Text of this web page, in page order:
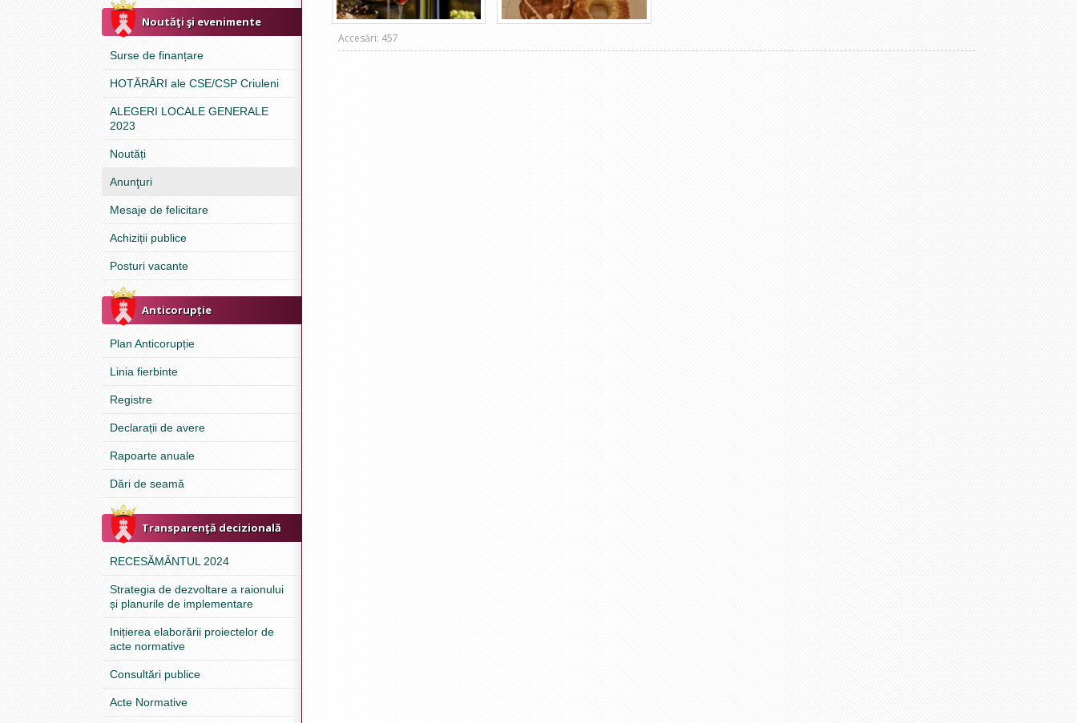
Noutăţi şi evenimente
Surse de finanțare
HOTĂRÂRI ale CSE/CSP Criuleni
ALEGERI LOCALE GENERALE
2023
Noutăți
Anunţuri
Mesaje de felicitare
Achiziții publice
Posturi vacante
Anticorupție
Plan Anticorupție
Linia fierbinte
Registre
Declarații de avere
Rapoarte anuale
Dări de seamă
Transparenţă decizională
RECESĂMÂNTUL 2024
Strategia de dezvoltare a raionului
și planurile de implementare
Inițierea elaborării proiectelor de
acte normative
Consultări publice
Acte Normative
Accesări: 457